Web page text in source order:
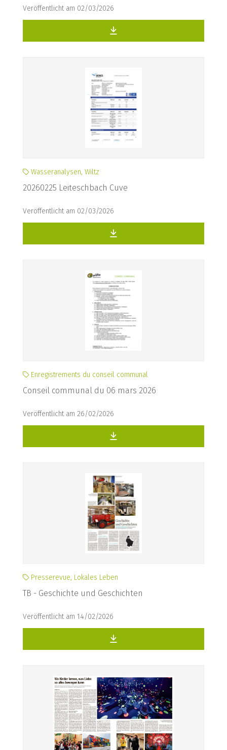
Veröffentlicht am 02/03/2026
Wasseranalysen, Wiltz
20260225 Leiteschbach Cuve
Veröffentlicht am 02/03/2026
Enregistrements du conseil communal
Conseil communal du 06 mars 2026
Veröffentlicht am 26/02/2026
Presserevue, Lokales Leben
TB - Geschichte und Geschichten
Veröffentlicht am 14/02/2026